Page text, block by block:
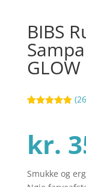
BIBS
GLOW
baseret på
kundebedøm
melser
(26
kr.
Smukke og